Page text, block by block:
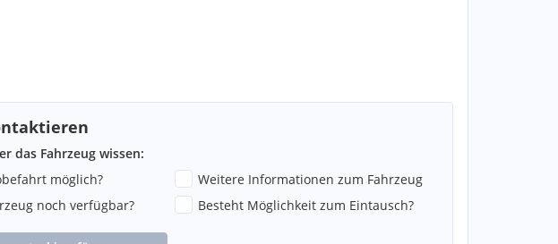
das Fahrzeug wissen:
möglich?
Weitere Informationen zum Fahrzeug
noch verfügbar?
Besteht Möglichkeit zum Eintausch?